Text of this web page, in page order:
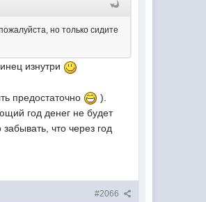
но только сидите
изнутри
предостаточно
).
год денег не будет
что через год
#2066